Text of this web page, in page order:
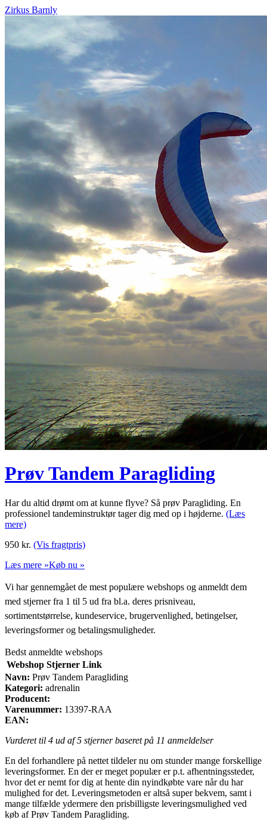
Zirkus Barnly
Prøv Tandem Paragliding
Har du altid drømt om at kunne flyve? Så prøv Paragliding. En
professionel tandeminstruktør tager dig med op i højderne. (Læs
mere)
950 kr. (Vis fragtpris)
Læs mere »Køb nu »
Vi har gennemgået de mest populære webshops og anmeldt dem
med stjerner fra 1 til 5 ud fra bl.a. deres prisniveau,
sortimentstørrelse, kundeservice, brugervenlighed, betingelser,
leveringsformer og betalingsmuligheder.
Bedst anmeldte webshops
Webshop Stjerner Link
Navn: Prøv Tandem Paragliding
Kategori: adrenalin
Producent:
Varenummer: 13397-RAA
EAN:
Vurderet til 4 ud af 5 stjerner baseret på 11 anmeldelser
En del forhandlere på nettet tildeler nu om stunder mange forskellige
leveringsformer. En der er meget populær er p.t. afhentningssteder,
hvor det er nemt for dig at hente din nyindkøbte vare når du har
mulighed for det. Leveringsmetoden er altså super bekvem, samt i
mange tilfælde ydermere den prisbilligste leveringsmulighed ved
køb af Prøv Tandem Paragliding.